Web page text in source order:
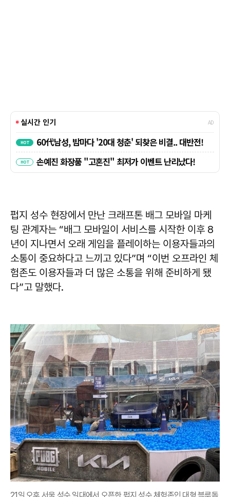
펍지 성수 현장에서 만난 크래프톤 배그 모바일 마케
팅 관계자는 “배그 모바일이 서비스를 시작한 이후 8
년이 지나면서 오래 게임을 플레이하는 이용자들과의
소통이 중요하다고 느끼고 있다”며 “이번 오프라인 체
험존도 이용자들과 더 많은 소통을 위해 준비하게 됐
다”고 말했다.